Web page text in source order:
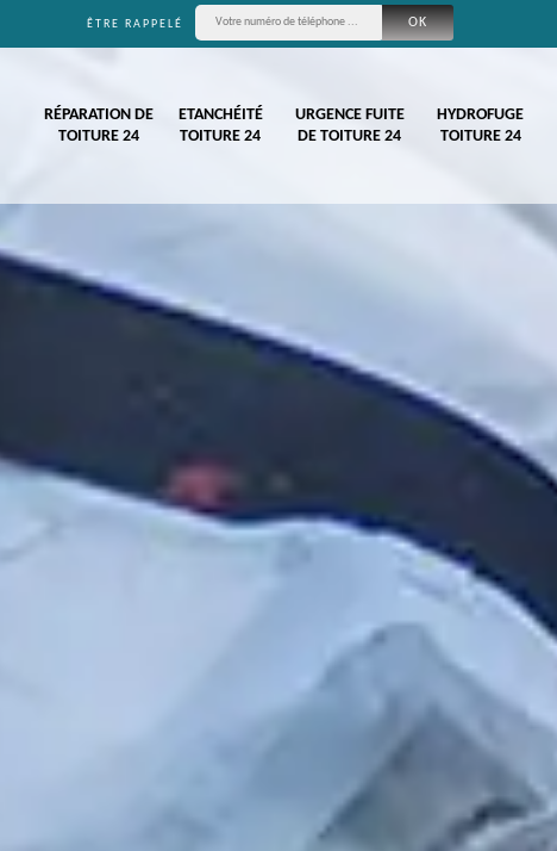
ÊTRE RAPPELÉ
RÉPARATION DE
TOITURE 24
ETANCHÉITÉ
TOITURE 24
URGENCE FUITE
DE TOITURE 24
HYDROFUGE
TOITURE 24